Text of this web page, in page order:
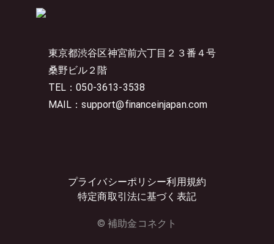
東京都渋谷区神宮前六丁目２３番４号
桑野ビル２階
TEL：050-3613-3538
MAIL：support@financeinjapan.com
プライバシーポリシー利用規約
特定商取引法に基づく表記
© 補助金コネクト